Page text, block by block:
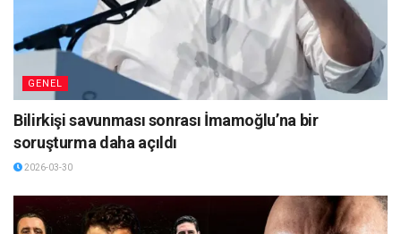
GENEL
Bilirkişi savunması sonrası İmamoğlu’na bir
soruşturma daha açıldı
2026-03-30